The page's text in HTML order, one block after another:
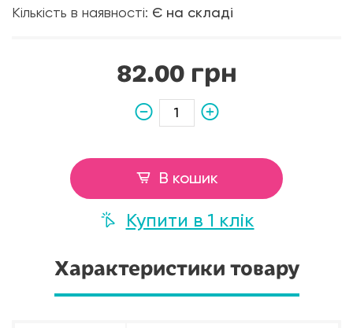
Кількість в наявності: Є на складі
82.00 грн
В кошик
Купити в 1 клік
Характеристики товару